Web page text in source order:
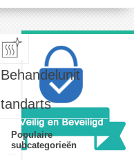
Behandelunit
tandarts
Populaire
subcategorieën